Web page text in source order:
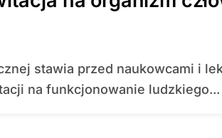
na funkcjonowanie ludzkiego...